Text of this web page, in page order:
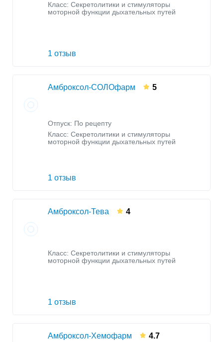
Класс: Секретолитики и стимуляторы
моторной функции дыхательных путей
1 отзыв
Амброксол-СОЛОфарм 5
Отпуск: По рецепту
Класс: Секретолитики и стимуляторы
моторной функции дыхательных путей
1 отзыв
Амброксол-Тева 4
Класс: Секретолитики и стимуляторы
моторной функции дыхательных путей
1 отзыв
Амброксол-Хемофарм 4.7